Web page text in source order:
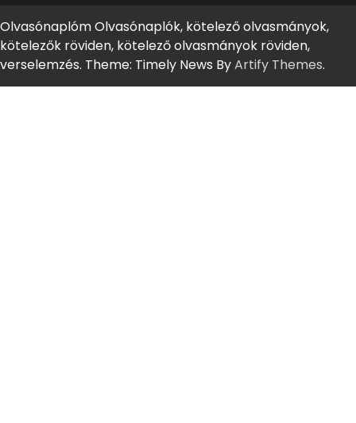
Olvasónaplóm Olvasónaplók, kötelező olvasmányok,
kötelezők röviden, kötelező olvasmányok röviden,
verselemzés. Theme: Timely News ByArtify Themes.